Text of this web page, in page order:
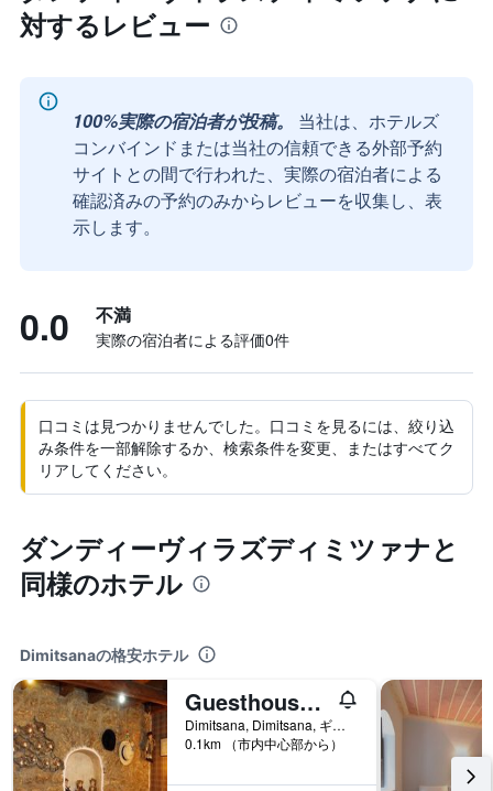
対するレビュー
100%実際の宿泊者が投稿。
当社は、ホテルズ
コンバインドまたは当社の信頼できる外部予約
サイトとの間で行われた、実際の宿泊者による
確認済みの予約のみからレビューを収集し、表
示します。
0.0 不満
実際の宿泊者による評価0​件
口コミは見つかりませんでした。口コミを見るには、絞り込
み条件を一部解除するか、検索条件を変更、またはすべてク
リアしてください。
ダンディーヴィラズディミツァナと
同様のホテル
Dimitsanaの格安ホテル
Guesthouse Kazakou
Dimitsana, Dimitsana, ギリシャ
0.1km （市内中心部から）